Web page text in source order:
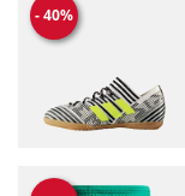
-40%